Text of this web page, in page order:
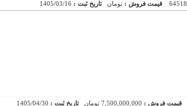
64518 قیمت فروش : تومانتاریخ ثبت : 1405/03/16
قیمت فروش : 7,500,000,000 تومان تاریخ ثبت : 1405/04/30